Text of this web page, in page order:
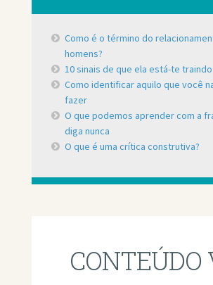
Como é o término do
homens?
10 sinais de que ela está-te traindo
Como identificar aquilo que você
fazer
O que podemos aprender com a
diga nunca
O que é uma crítica construtiva?
CONTEÚDO